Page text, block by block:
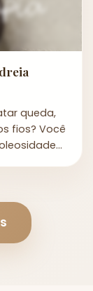
queda,
fios? Você